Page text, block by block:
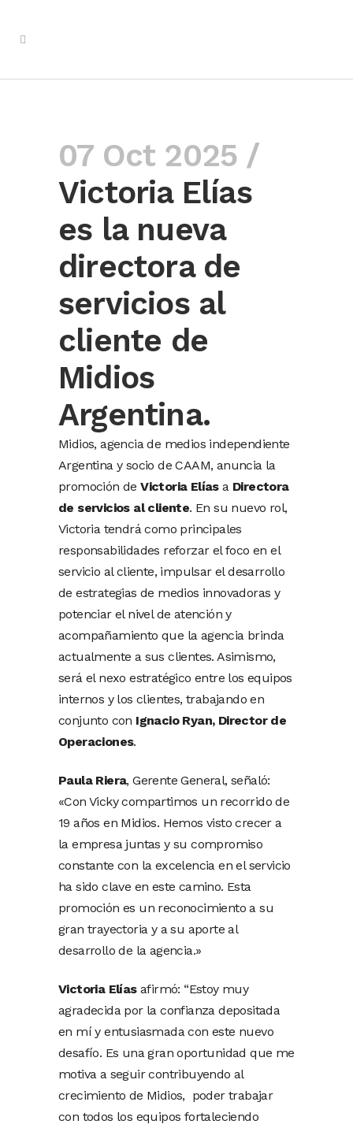
07 Oct 2025 /
Victoria Elías
es la nueva
directora de
servicios al
cliente de
Midios
Argentina.
Midios, agencia de medios independiente
Argentina y socio de CAAM, anuncia la
promoción deVictoria Elíasa Directora
de servicios al cliente. En su nuevo rol,
Victoria tendrá como principales
responsabilidades reforzar el foco en el
servicio al cliente, impulsar el desarrollo
de estrategias de medios innovadoras y
potenciar el nivel de atención y
acompañamiento que la agencia brinda
actualmente a sus clientes. Asimismo,
será el nexo estratégico entre los equipos
internos y los clientes, trabajando en
conjunto con Ignacio Ryan, Director de
Operaciones.
Paula Riera, Gerente General, señaló:
«Con Vicky compartimos un recorrido de
19 años en Midios. Hemos visto crecer a
la empresa juntas y su compromiso
constante con la excelencia en el servicio
ha sido clave en este camino. Esta
promoción es un reconocimiento a su
gran trayectoria y a su aporte al
desarrollo de la agencia.»
Victoria Elíasafirmó: “Estoy muy
agradecida por la confianza depositada
en mí y entusiasmada con este nuevo
desafío. Es una gran oportunidad que me
motiva a seguir contribuyendo al
crecimiento de Midios, poder trabajar
con todos los equipos fortaleciendo